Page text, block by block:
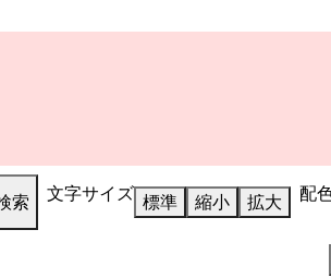
索 文字サイズ 標準 縮小 拡大 配